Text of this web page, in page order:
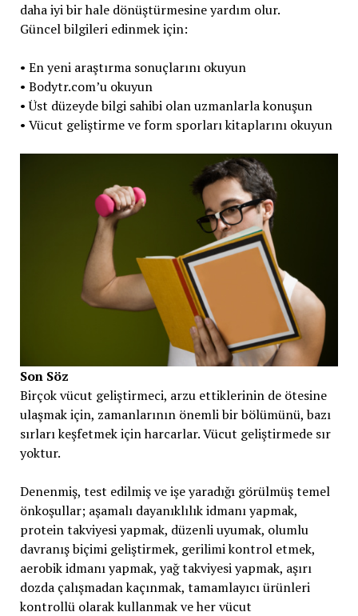
daha iyi bir hale dönüştürmesine yardım olur.
Güncel bilgileri edinmek için:
• En yeni araştırma sonuçlarını okuyun
• Bodytr.com’u okuyun
• Üst düzeyde bilgi sahibi olan uzmanlarla konuşun
• Vücut geliştirme ve form sporları kitaplarını okuyun
Son Söz
Birçok vücut geliştirmeci, arzu ettiklerinin de ötesine
ulaşmak için, zamanlarının önemli bir bölümünü, bazı
sırları keşfetmek için harcarlar. Vücut geliştirmede sır
yoktur.
Denenmiş, test edilmiş ve işe yaradığı görülmüş temel
önkoşullar; aşamalı dayanıklılık idmanı yapmak,
protein takviyesi yapmak, düzenli uyumak, olumlu
davranış biçimi geliştirmek, gerilimi kontrol etmek,
aerobik idmanı yapmak, yağ takviyesi yapmak, aşırı
dozda çalışmadan kaçınmak, tamamlayıcı ürünleri
kontrollü olarak kullanmak ve her vücut